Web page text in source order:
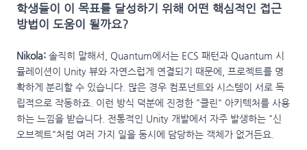
학생들이 이 목표를 달성하기 위해 어떤 핵심적인 접근
방법이 도움이 될까요?
Nikola:솔직히 말해서, Quantum에서는 ECS 패턴과 Quantum 시
뮬레이션이 Unity 뷰와 자연스럽게 연결되기 때문에, 프로젝트를 명
확하게 분리할 수 있습니다. 많은 경우 컴포넌트와 시스템이 서로 독
립적으로 작동하죠. 이런 방식 덕분에 진정한 "클린" 아키텍처를 사용
하는 느낌을 받습니다. 전통적인 Unity 개발에서 자주 발생하는 "신
오브젝트"처럼 여러 가지 일을 동시에 담당하는 객체가 없거든요.